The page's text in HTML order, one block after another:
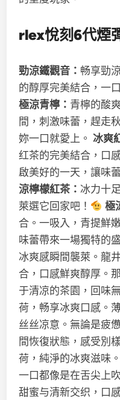
rlex悅刻6代煙
勁涼鐵觀音： 畅享勁
的醇厚完美結合，一
極涼青檸： 青檸的酸
間，刺激味蕾，趕走
妳一口就愛上。冰爽
红茶的完美結合，口
啟美好的一天，讓味
涼檸檬紅茶： 冰力十
萊選它回家吧！
極
合。一吸入，青提鮮
味蕾帶來一場獨特的
冰爽感瞬間襲萊。龍
合，口感鮮爽醇厚。
于清凉的茶園，回味
荷，畅享冰爽口感。
丝丝凉意。無論是疲
間恢復狀態，感受別
荷，純淨的冰爽滋味
一口都像是在舌尖上
甜蜜与清新交织，口